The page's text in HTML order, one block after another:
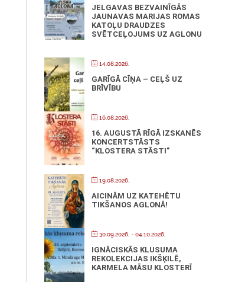
JELGAVAS BEZVAINĪGĀS
JAUNAVAS MARIJAS ROMAS
KATOĻU DRAUDZES
SVĒTCEĻOJUMS UZ AGLONU
14.08.2026.
GARĪGĀ CĪŅA – CEĻŠ UZ
BRĪVĪBU
16.08.2026.
16. AUGUSTĀ RĪGĀ IZSKANĒS
KONCERTSTĀSTS
“KLOSTERA STĀSTI”
19.08.2026.
AICINĀM UZ KATEHĒTU
TIKŠANOS AGLONĀ!
30.09.2026. - 04.10.2026.
IGNĀCISKĀS KLUSUMA
REKOLEKCIJAS IKŠĶILĒ,
KARMELA MĀSU KLOSTERĪ